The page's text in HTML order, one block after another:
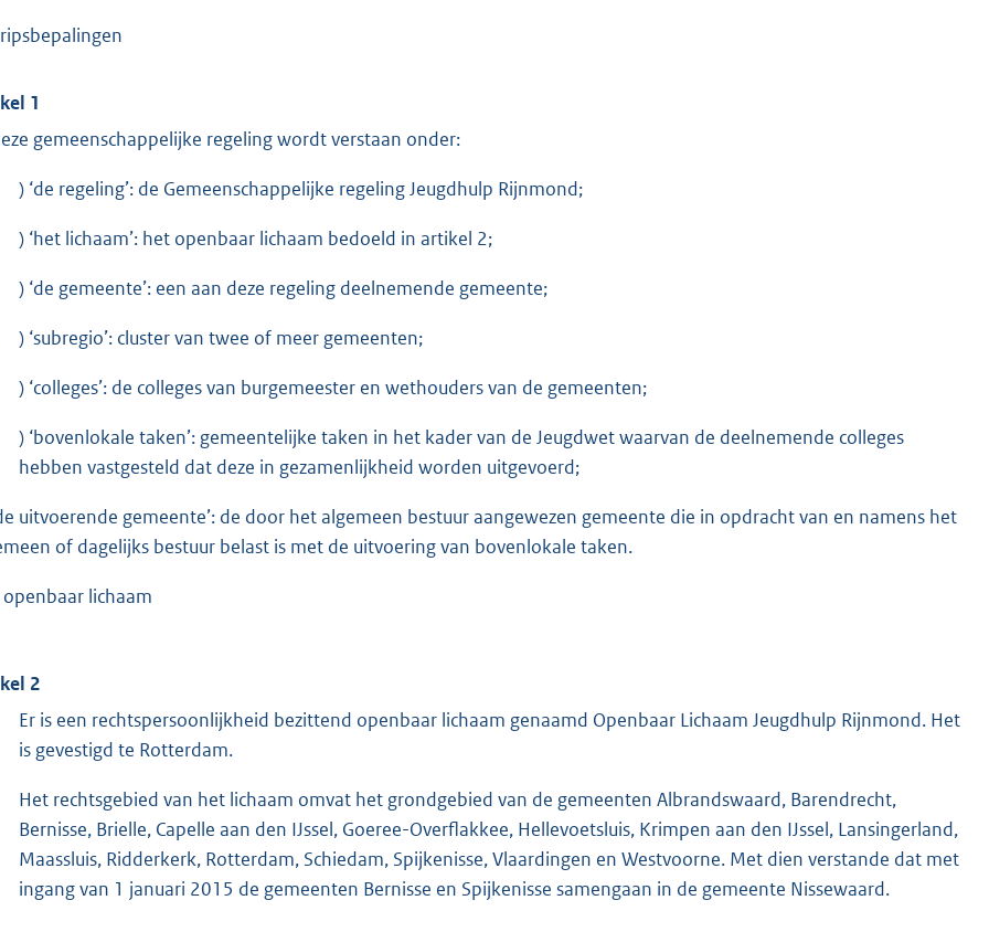
1
gemeenschappelijke regeling wordt verstaan onder:
) ‘de regeling’: de Gemeenschappelijke regeling Jeugdhulp Rijnmond;
) ‘het lichaam’: het openbaar lichaam bedoeld in artikel 2;
) ‘de gemeente’: een aan deze regeling deelnemende gemeente;
) ‘subregio’: cluster van twee of meer gemeenten;
) ‘colleges’: de colleges van burgemeester en wethouders van de gemeenten;
) ‘bovenlokale taken’: gemeentelijke taken in het kader van de Jeugdwet waarvan de deelnemende colleges
hebben vastgesteld dat deze in gezamenlijkheid worden uitgevoerd;
uitvoerende gemeente’: de door het algemeen bestuur aangewezen gemeente die in opdracht van en namens het
of dagelijks bestuur belast is met de uitvoering van bovenlokale taken.
lichaam
2
Er is een rechtspersoonlijkheid bezittend openbaar lichaam genaamd Openbaar Lichaam Jeugdhulp Rijnmond. Het
is gevestigd te Rotterdam.
Het rechtsgebied van het lichaam omvat het grondgebied van de gemeenten Albrandswaard, Barendrecht,
Bernisse, Brielle, Capelle aan den IJssel, Goeree-Overflakkee, Hellevoetsluis, Krimpen aan den IJssel, Lansingerland,
Maassluis, Ridderkerk, Rotterdam, Schiedam, Spijkenisse, Vlaardingen en Westvoorne. Met dien verstande dat met
ingang van 1 januari 2015 de gemeenten Bernisse en Spijkenisse samengaan in de gemeente Nissewaard.